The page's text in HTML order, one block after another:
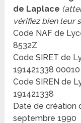
de Laplace
vérifiez bien leur
Code NAF de
8532Z
Code SIRET de
191421338 00010
Code SIREN de
191421338
Date de création
septembre 1990